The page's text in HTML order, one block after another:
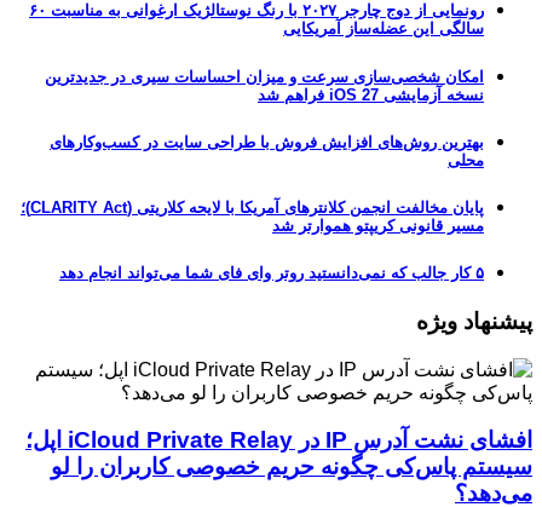
رونمایی از دوج چارجر ۲۰۲۷ با رنگ نوستالژیک ارغوانی به مناسبت ۶۰
سالگی این عضله‌ساز آمریکایی
امکان شخصی‌سازی سرعت و میزان احساسات سیری در جدیدترین
نسخه آزمایشی iOS 27 فراهم شد
بهترین روش‌های افزایش فروش با طراحی سایت در کسب‌وکارهای
محلی
پایان مخالفت انجمن کلانترهای آمریکا با لایحه کلاریتی (CLARITY Act)؛
مسیر قانونی کریپتو هموارتر شد
۵ کار جالب که نمی‌دانستید روتر وای فای شما می‌تواند انجام دهد
پیشنهاد ویژه
افشای نشت آدرس IP در iCloud Private Relay اپل؛
سیستم پاس‌کی چگونه حریم خصوصی کاربران را لو
می‌دهد؟